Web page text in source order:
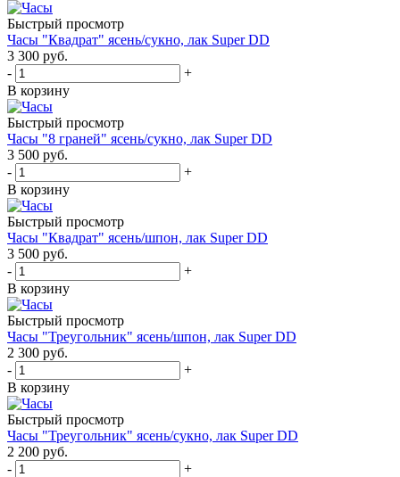
Быстрый просмотр
Часы "Квадрат" ясень/сукно, лак Super DD
3 300 руб.
-
+
В корзину
Быстрый просмотр
Часы "8 граней" ясень/сукно, лак Super DD
3 500 руб.
-
+
В корзину
Быстрый просмотр
Часы "Квадрат" ясень/шпон, лак Super DD
3 500 руб.
-
+
В корзину
Быстрый просмотр
Часы "Треугольник" ясень/шпон, лак Super DD
2 300 руб.
-
+
В корзину
Быстрый просмотр
Часы "Треугольник" ясень/сукно, лак Super DD
2 200 руб.
-
+